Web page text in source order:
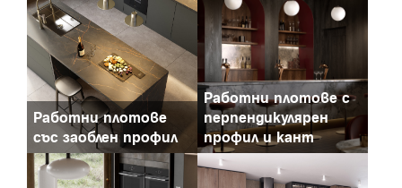
Работни плотове
със заоблен профил
Работни плотове с
перпендикулярен
профил и кант